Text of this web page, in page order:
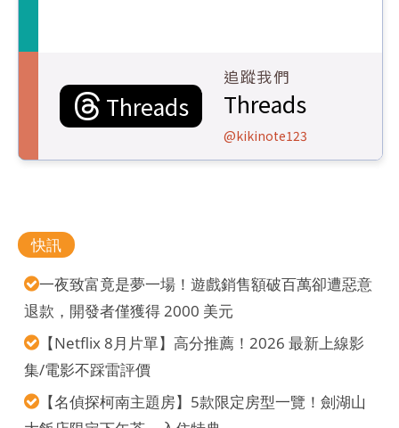
Threads
追蹤我們
Threads
@kikinote123
快訊
一夜致富竟是夢一場！遊戲銷售額破百萬卻遭惡意
退款，開發者僅獲得 2000 美元
【Netflix 8月片單】高分推薦！2026 最新上線影
集/電影不踩雷評價
【名偵探柯南主題房】5款限定房型一覽！劍湖山